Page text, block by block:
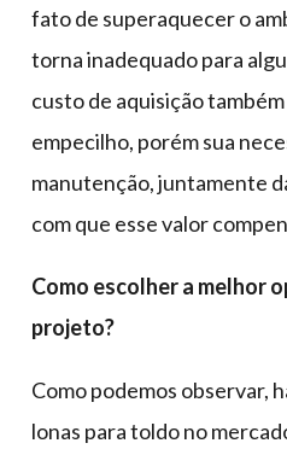
fato de superaquecer o
torna inadequado para
custo de aquisição
empecilho, porém sua
manutenção, juntamente
com que esse valor
Como escolher a melhor
projeto?
Como podemos observar,
lonas para toldo no